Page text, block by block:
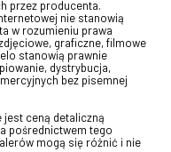
przez producenta.
nie stanowią
w rozumieniu prawa
graficzne, filmowe
stanowią prawnie
dystrybucja,
bez pisemnej
jest ceną detaliczną
pośrednictwem tego
mogą się różnić i nie